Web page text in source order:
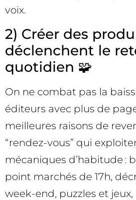
voix.
2) Créer des
déclenchent le
quotidien 🧩
On ne combat pas la
éditeurs avec plus de
meilleures raisons de
“rendez-vous” qui
mécaniques d’habitude :
point marchés de 17h,
week-end, puzzles et jeux,